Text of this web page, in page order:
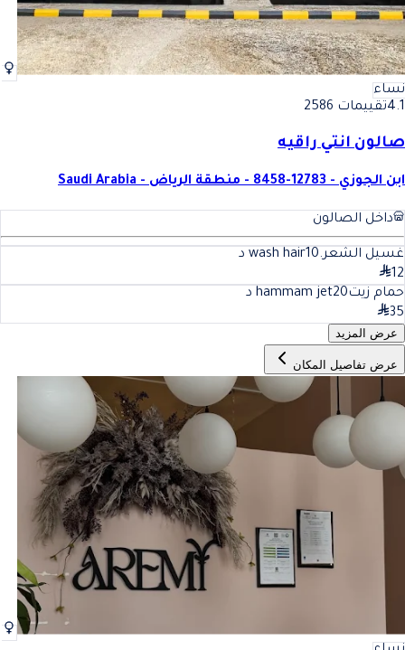
نساء
4.1تقييمات 2586
صالون انتي راقيه
ابن الجوزي - 12783-8458 - منطقة الرياض - Saudi Arabia
داخل الصالون
غسيل الشعر.wash hair10
د
12
حمام زيتhammam jet20
د
35
عرض المزيد
عرض تفاصيل المكان